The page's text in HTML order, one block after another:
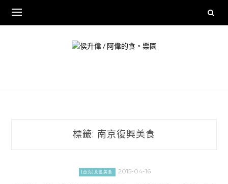
content
標籤: 南京復興美食
[台北]北區美食 2015-04-16